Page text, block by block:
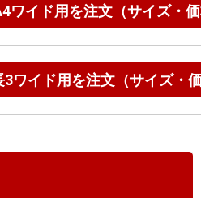
イド用を注文（サイズ・
ワイド用を注文（サイズ・